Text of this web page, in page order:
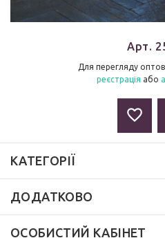
Арт.
Для перегляду
реєстрація або
КАТЕГОРІЇ
ДОДАТКОВО
ОСОБИСТИЙ КАБІНЕТ